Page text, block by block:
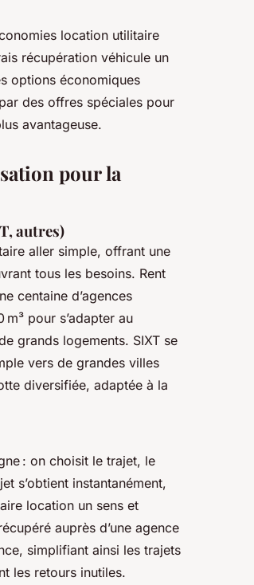
location utilitaire
récupération véhicule un
options économiques
des offres spéciales pour
avantageuse.
pour la
autres)
aller simple, offrant une
tous les besoins. Rent
centaine d’agences
pour s’adapter au
grands logements. SIXT se
vers de grandes villes
diversifiée, adaptée à la
: on choisit le trajet, le
s’obtient instantanément,
location un sens et
auprès d’une agence
simplifiant ainsi les trajets
les retours inutiles.